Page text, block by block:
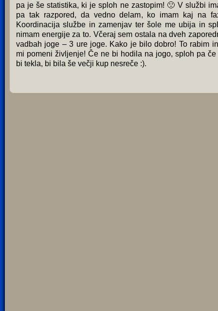
pa je še statistika, ki je sploh ne zastopim! 🙁 V službi
pa tak razpored, da vedno delam, ko imam kaj na
Koordinacija službe in zamenjav ter šole me ubija in
nimam energije za to. Včeraj sem ostala na dveh
vadbah joge – 3 ure joge. Kako je bilo dobro! To rabim
mi pomeni življenje! Če ne bi hodila na jogo, sploh pa če
bi tekla, bi bila še večji kup nesreče :).